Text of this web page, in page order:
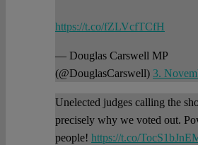
https://t.co/fZLVcfTCfH
— Douglas Carswell MP
(@DouglasCarswell) 3.
Unelected judges calling the
precisely why we voted out.
people! https://t.co/